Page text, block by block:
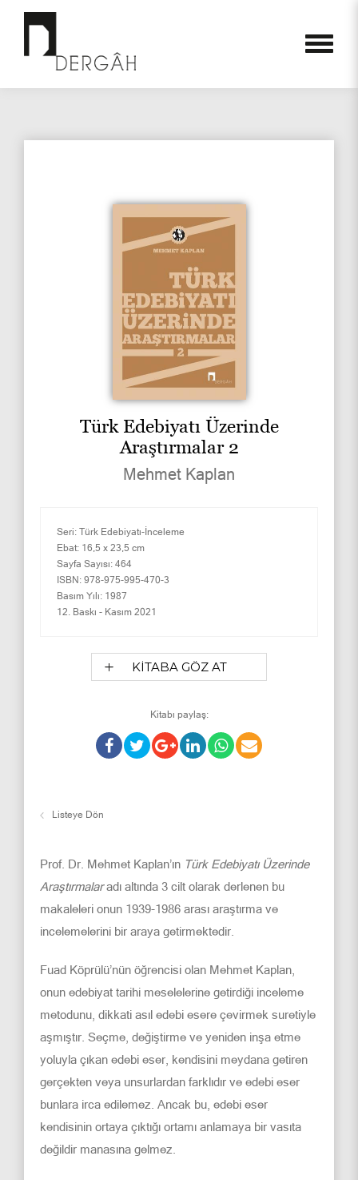
Türk Edebiyatı Üzerinde
Araştırmalar 2
Mehmet Kaplan
Seri: Türk Edebiyatı-İnceleme
Ebat: 16,5 x 23,5 cm
Sayfa Sayısı: 464
ISBN: 978-975-995-470-3
Basım Yılı: 1987
12. Baskı - Kasım 2021
KİTABA GÖZ AT
Kitabı paylaş:
Listeye Dön
Prof. Dr. Mehmet Kaplan’ın Türk Edebiyatı Üzerinde
Araştırmalaradı altında 3 cilt olarak derlenen bu
makaleleri onun 1939-1986 arası araştırma ve
incelemelerini bir araya getirmektedir.
Fuad Köprülü’nün öğrencisi olan Mehmet Kaplan,
onun edebiyat tarihi meselelerine getirdiği inceleme
metodunu, dikkati asıl edebi esere çevirmek suretiyle
aşmıştır. Seçme, değiştirme ve yeniden inşa etme
yoluyla çıkan edebi eser, kendisini meydana getiren
gerçekten veya unsurlardan farklıdır ve edebi eser
bunlara irca edilemez. Ancak bu, edebi eser
kendisinin ortaya çıktığı ortamı anlamaya bir vasıta
değildir manasına gelmez.